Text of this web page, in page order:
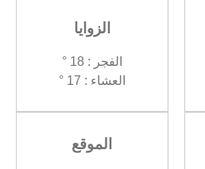
الزوايا
الفجر : 18 °
العشاء : 17 °
الموقع